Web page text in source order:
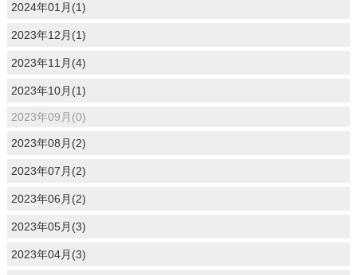
2024年01月(1)
2023年12月(1)
2023年11月(4)
2023年10月(1)
2023年09月(0)
2023年08月(2)
2023年07月(2)
2023年06月(2)
2023年05月(3)
2023年04月(3)